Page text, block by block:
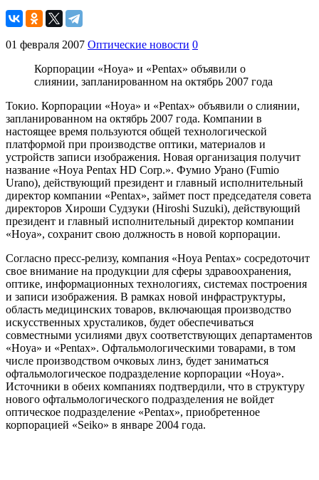
01 февраля 2007 Оптические новости 0
Корпорации «Hoya» и «Pentax» объявили о
слиянии, запланированном на октябрь 2007 года
Токио. Корпорации «Hoya» и «Pentax» объявили о слиянии,
запланированном на октябрь 2007 года. Компании в
настоящее время пользуются общей технологической
платформой при производстве оптики, материалов и
устройств записи изображения. Новая организация получит
название «Hoya Pentax HD Corp.». Фумио Урано (Fumio
Urano), действующий президент и главный исполнительный
директор компании «Pentax», займет пост председателя совета
директоров Хироши Судзуки (Hiroshi Suzuki), действующий
президент и главный исполнительный директор компании
«Hoya», сохранит свою должность в новой корпорации.
Согласно пресс-релизу, компания «Hoya Pentax» сосредоточит
свое внимание на продукции для сферы здравоохранения,
оптике, информационных технологиях, системах построения
и записи изображения. В рамках новой инфраструктуры,
область медицинских товаров, включающая производство
искусственных хрусталиков, будет обеспечиваться
совместными усилиями двух соответствующих департаментов
«Hoya» и «Pentax». Офтальмологическими товарами, в том
числе производством очковых линз, будет заниматься
офтальмологическое подразделение корпорации «Hoya».
Источники в обеих компаниях подтвердили, что в структуру
нового офтальмологического подразделения не войдет
оптическое подразделение «Pentax», приобретенное
корпорацией «Seiko» в январе 2004 года.